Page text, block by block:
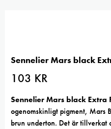
Sennelier Mars black
103 KR
Sennelier Mars black Extra
ogenomskinligt pigment, Mars
brun underton. Det är